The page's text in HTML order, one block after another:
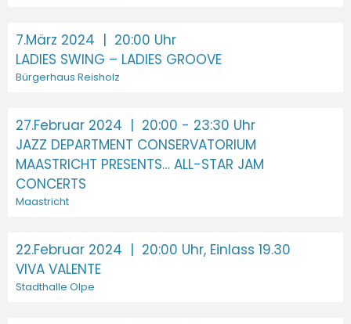
7.März 2024 | 20:00 Uhr
LADIES SWING – LADIES GROOVE
Bürgerhaus Reisholz
27.Februar 2024 | 20:00 - 23:30 Uhr
JAZZ DEPARTMENT CONSERVATORIUM
MAASTRICHT PRESENTS… ALL-STAR JAM
CONCERTS
Maastricht
22.Februar 2024 | 20:00 Uhr, Einlass 19.30
VIVA VALENTE
Stadthalle Olpe